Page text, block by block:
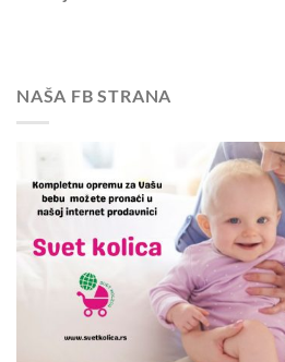
NAŠA FB STRANA